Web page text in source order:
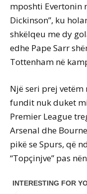
mposhti Evertonin
Dickinson”, ku
shkëlqeu me dy
edhe Pape Sarr
Tottenham në
Një seri prej vetëm
fundit nuk duket
Premier League
Arsenal dhe
pikë se Spurs, që
“Topçinjve” pas